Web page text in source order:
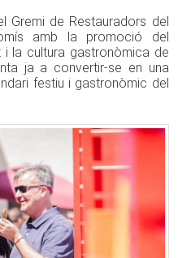
Gremi de Restauradors del
amb la promoció del
la cultura gastronòmica de
ja a convertir-se en una
festiu i gastronòmic del